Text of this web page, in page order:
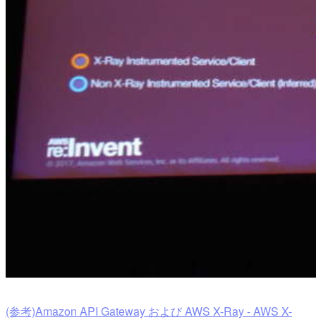
(参考)Amazon API Gateway および AWS X-Ray - AWS X-